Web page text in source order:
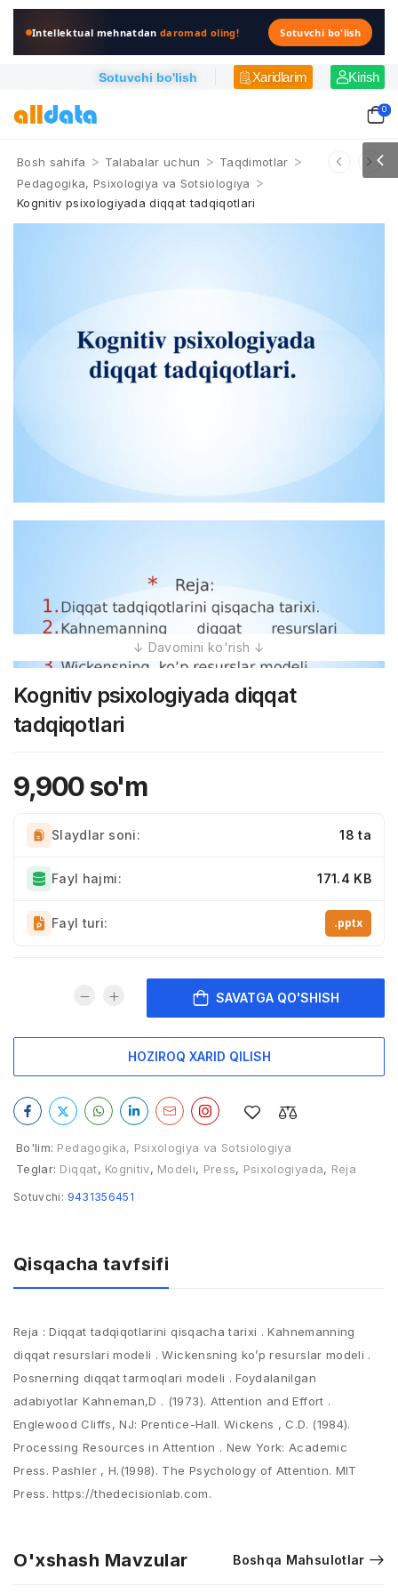
Intellektual mehnatdandaromad oling! Sotuvchi bo'lish
Sotuvchi bo'lish Xaridlarim Kirish
0
Bosh sahifa > Talabalar uchun > Taqdimotlar >
Pedagogika, Psixologiya va Sotsiologiya >
Kognitiv psixologiyada diqqat tadqiqotlari
Kognitiv psixologiyada diqqat
tadqiqotlari
9,900so'm
Slaydlar soni: 18 ta
Fayl hajmi: 171.4 KB
Fayl turi: .pptx
SAVATGA QO'SHISH
HOZIROQ XARID QILISH
Bo'lim: Pedagogika, Psixologiya va Sotsiologiya
Teglar: Diqqat, Kognitiv, Modeli, Press, Psixologiyada, Reja
Sotuvchi: 9431356451
Qisqacha tavfsifi
Reja : Diqqat tadqiqotlarini qisqacha tarixi . Kahnemanning
diqqat resurslari modeli . Wickensning ko’p resurslar modeli .
Posnerning diqqat tarmoqlari modeli . Foydalanilgan
adabiyotlar Kahneman,D . (1973). Attention and Effort .
Englewood Cliffs, NJ: Prentice-Hall. Wickens , C.D. (1984).
Processing Resources in Attention . New York: Academic
Press. Pashler , H.(1998). The Psychology of Attention. MIT
Press. https://thedecisionlab.com.
O'xshash Mavzular Boshqa Mahsulotlar